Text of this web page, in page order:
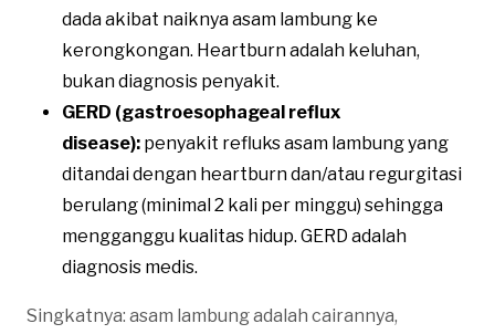
dada akibat naiknya asam lambung ke
kerongkongan. Heartburn adalah keluhan,
bukan diagnosis penyakit.
GERD (gastroesophageal reflux
disease): penyakit refluks asam lambung yang
ditandai dengan heartburn dan/atau regurgitasi
berulang (minimal 2 kali per minggu) sehingga
mengganggu kualitas hidup. GERD adalah
diagnosis medis.
Singkatnya: asam lambung adalah cairannya,